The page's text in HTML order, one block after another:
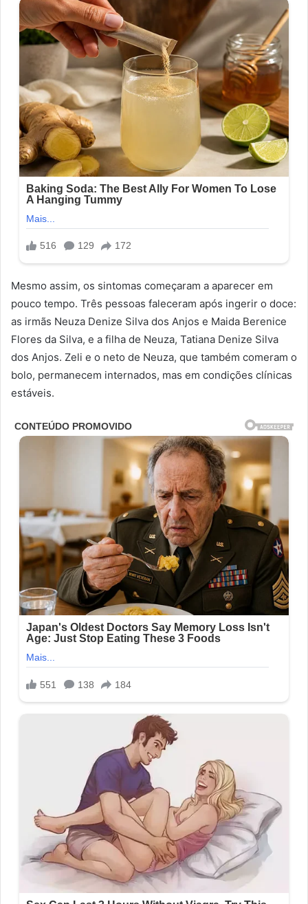
Mesmo assim, os sintomas começaram a aparecer em
pouco tempo. Três pessoas faleceram após ingerir o doce:
as irmãs Neuza Denize Silva dos Anjos e Maida Berenice
Flores da Silva, e a filha de Neuza, Tatiana Denize Silva
dos Anjos. Zeli e o neto de Neuza, que também comeram o
bolo, permanecem internados, mas em condições clínicas
estáveis.